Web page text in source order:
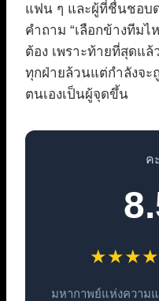
แฟน ๆ และผู้ที่ชื่นชอบ
คำถาม “เลือกข้างทีม
ต้อง เพราะท้ายที่สุดแล้
ทุกฝ่ายล้วนแต่กำลังจะ
ตนเองเป็นผู้จุดขึ้น
ค
★★★★
มหากาพย์แห่งความ